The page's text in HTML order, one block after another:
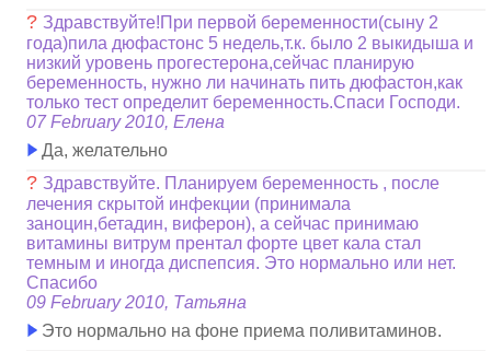
? Здравствуйте!При первой беременности(сыну 2
года)пила дюфастонс 5 недель,т.к. было 2 выкидыша и
низкий уровень прогестерона,сейчас планирую
беременность, нужно ли начинать пить дюфастон,как
только тест определит беременность.Спаси Господи.
07 February 2010, Елена
Да, желательно
? Здравствуйте. Планируем беременность , после
лечения скрытой инфекции (принимала
заноцин,бетадин, виферон), а сейчас принимаю
витамины витрум прентал форте цвет кала стал
темным и иногда диспепсия. Это нормально или нет.
Спасибо
09 February 2010, Татьяна
Это нормально на фоне приема поливитаминов.